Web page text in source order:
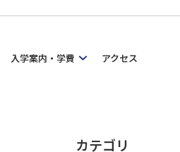
入学案内・学費 アクセス
カテゴリ